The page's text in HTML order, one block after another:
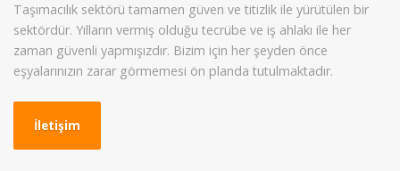
Taşımacılık sektörü tamamen güven ve titizlik ile yürütülen bir
sektördür. Yılların vermiş olduğu tecrübe ve iş ahlakı ile her
zaman güvenli yapmışızdır. Bizim için her şeyden önce
eşyalarınızın zarar görmemesi ön planda tutulmaktadır.
İletişim